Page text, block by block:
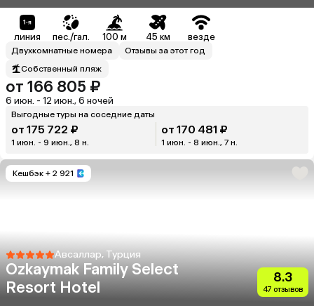
линия пес./гал. 100 м 45 км везде
Двухкомнатные номера
Отзывы за этот год
Собственный пляж
от 166 805 ₽
6 июн. - 12 июн., 6 ночей
Выгодные туры на соседние даты
от 175 722 ₽
1 июн. - 9 июн., 8 н.
от 170 481 ₽
1 июн. - 8 июн., 7 н.
Кешбэк + 2 921
Авсаллар, Турция
Ozkaymak Family Select
Resort Hotel
8.3
47 отзывов